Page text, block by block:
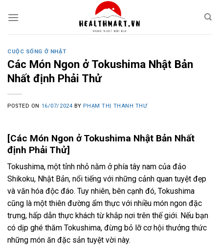
CUỘC SỐNG Ở NHẬT
Các Món Ngon ở Tokushima Nhật Bản
Nhất định Phải Thử
POSTED ON 16/07/2024 BY PHẠM THỊ THANH THƯ
[Các Món Ngon ở Tokushima Nhật Bản Nhất
định Phải Thử]
Tokushima, một tỉnh nhỏ nằm ở phía tây nam của đảo
Shikoku, Nhật Bản, nổi tiếng với những cảnh quan tuyệt đẹp
và văn hóa độc đáo. Tuy nhiên, bên cạnh đó, Tokushima
cũng là một thiên đường ẩm thực với nhiều món ngon đặc
trưng, hấp dẫn thực khách từ khắp nơi trên thế giới. Nếu bạn
có dịp ghé thăm Tokushima, đừng bỏ lỡ cơ hội thưởng thức
những món ăn đặc sản tuyệt vời này.